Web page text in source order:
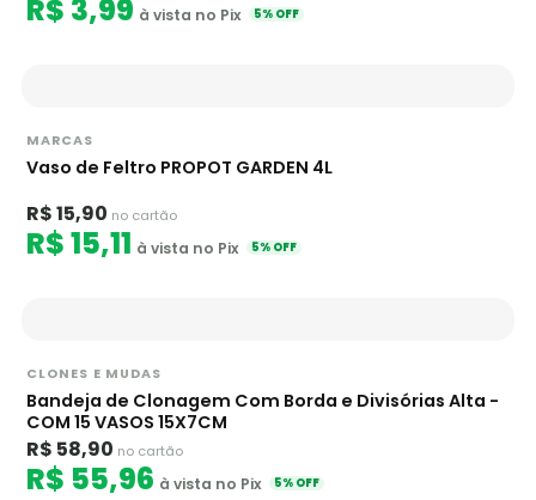
R$ 3,99 à vista no Pix 5% OFF
MARCAS
Vaso de Feltro PROPOT GARDEN 4L
R$ 15,90 no cartão
R$ 15,11 à vista no Pix 5% OFF
CLONES E MUDAS
Bandeja de Clonagem Com Borda e Divisórias Alta -
COM 15 VASOS 15X7CM
R$ 58,90 no cartão
R$ 55,96 à vista no Pix 5% OFF